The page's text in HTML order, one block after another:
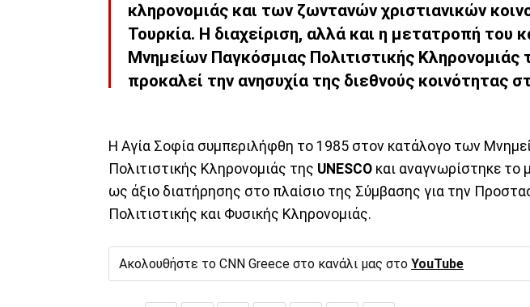
κληρονομιάς και των ζωντανών χριστιανικών
Τουρκία. Η διαχείριση, αλλά και η μετατροπή
Μνημείων Παγκόσμιας Πολιτιστικής Κληρονομιάς
προκαλεί την ανησυχία της διεθνούς κοινότητας
Η Αγία Σοφία συμπεριλήφθη το 1985 στον κατάλογο των
Πολιτιστικής Κληρονομιάς της UNESCO και αναγνωρίστηκε το
ως άξιο διατήρησης στο πλαίσιο της Σύμβασης για την
Πολιτιστικής και Φυσικής Κληρονομιάς.
Ακολουθήστε το CNN Greece στο κανάλι μας στο YouTube